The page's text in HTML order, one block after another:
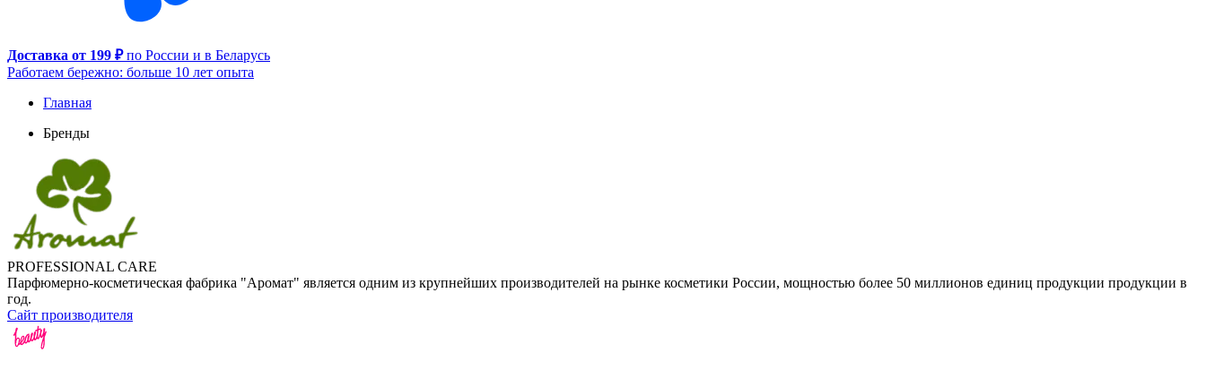
Доставка от 199 ₽по России и в Беларусь
Работаем бережно: больше 10 лет опыта
Главная
Бренды
PROFESSIONAL CARE
Парфюмерно-косметическая фабрика "Аромат" является одним из крупнейших производителей на рынке косметики России, мощностью более 50 миллионов единиц продукции продукции в
год.
Сайт производителя